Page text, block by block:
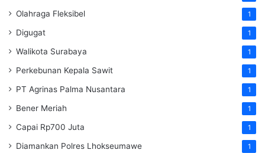
Olahraga Fleksibel 1
Digugat 1
Walikota Surabaya 1
Perkebunan Kepala Sawit 1
PT Agrinas Palma Nusantara 1
Bener Meriah 1
Capai Rp700 Juta 1
Diamankan Polres Lhokseumawe 1